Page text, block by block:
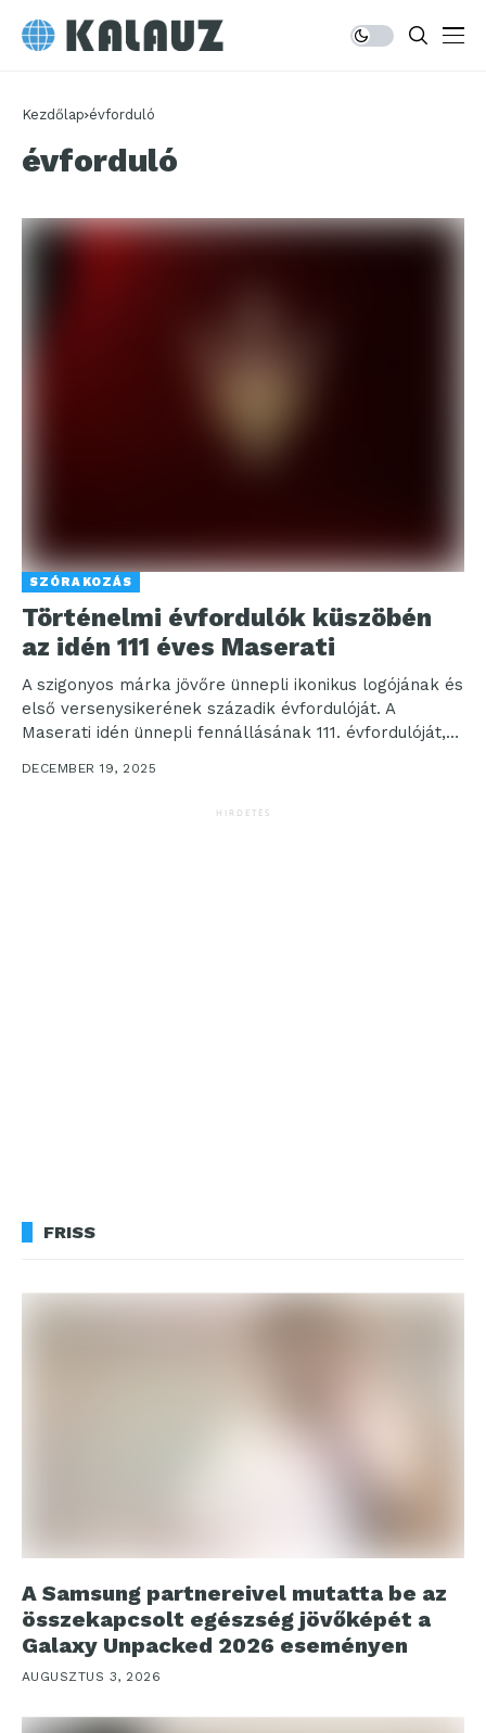
Kezdőlap évforduló
évforduló
SZÓRAKOZÁS
Történelmi évfordulók küszöbén
az idén 111 éves Maserati
A szigonyos márka jövőre ünnepli ikonikus logójának és
első versenysikerének századik évfordulóját. A
Maserati idén ünnepli fennállásának 111. évfordulóját,
DECEMBER 19, 2025
HIRDETÉS
FRISS
A Samsung partnereivel mutatta be az
összekapcsolt egészség jövőképét a
Galaxy Unpacked 2026 eseményen
AUGUSZTUS 3, 2026